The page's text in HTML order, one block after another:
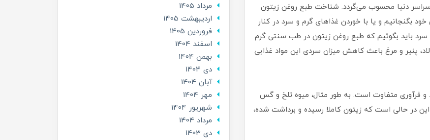
سراسر دنیا محسوب می‌گردد. شناخت طبع روغن زیتون
بگنجانیم و یا با خوردن غذاهای گرم و سرد در کنار
باید بگوئیم که طبع روغن زیتون در طب سنتی گرم
پنیر و مرغ باعث کاهش میزان سردی این مواد غذایی
فرآوری متفاوت است. به طور مثال، میوه تلخ و گس
در حالی است که زیتون کاملا رسیده و برداشت شده،
مرداد 1405
ارديبهشت 1405
فروردین 1405
اسفند 1404
بهمن 1404
دی 1404
آبان 1404
مهر 1404
شهریور 1404
مرداد 1404
دی 1403